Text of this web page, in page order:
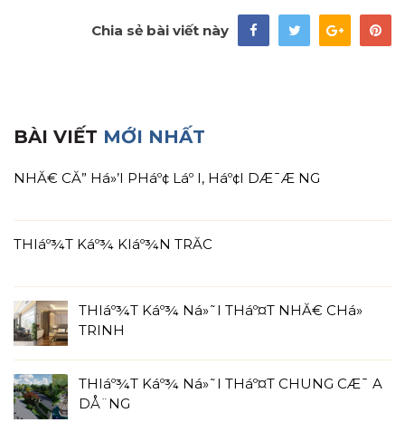
Chia sẻ bài viết này
BÀI VIẾT MỚI NHẤT
NHĂ€ CĂ” Há»’I PHáº¢ Láº I, Háº¢I DÆ¯Æ NG
THIáº¾T Káº¾ KIáº¾N TRĂC
THIáº¾T Káº¾ Ná»˜I THáº¤T NHĂ€ CHá»
TRINH
THIáº¾T Káº¾ Ná»˜I THáº¤T CHUNG CÆ¯ A
DÅ¨NG